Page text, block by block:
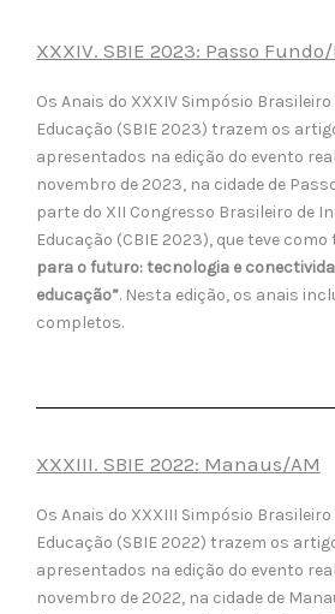
XXXIV. SBIE 2023: Passo Fundo/
Os Anais do XXXIV Simpósio
Educação (SBIE 2023) trazem os
apresentados na edição do evento
novembro de 2023, na cidade de
parte do XII Congresso Brasileiro de
Educação (CBIE 2023), que teve como
para o futuro: tecnologia e
educação”. Nesta edição, os anais
completos.
XXXIII. SBIE 2022: Manaus/AM
Os Anais do XXXIII Simpósio
Educação (SBIE 2022) trazem os
apresentados na edição do evento
novembro de 2022, na cidade de